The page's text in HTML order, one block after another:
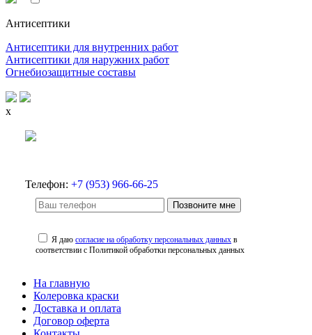
Антисептики
Антисептики для внутренних работ
Антисептики для наружних работ
Огнебиозащитные составы
x
Телефон: +7 (953) 966-66-25
Позвоните мне
Я даюсогласие на обработку персональных данных в
соответствии с Политикой обработки персональных данных
На главную
Колеровка краски
Доставка и оплата
Договор оферта